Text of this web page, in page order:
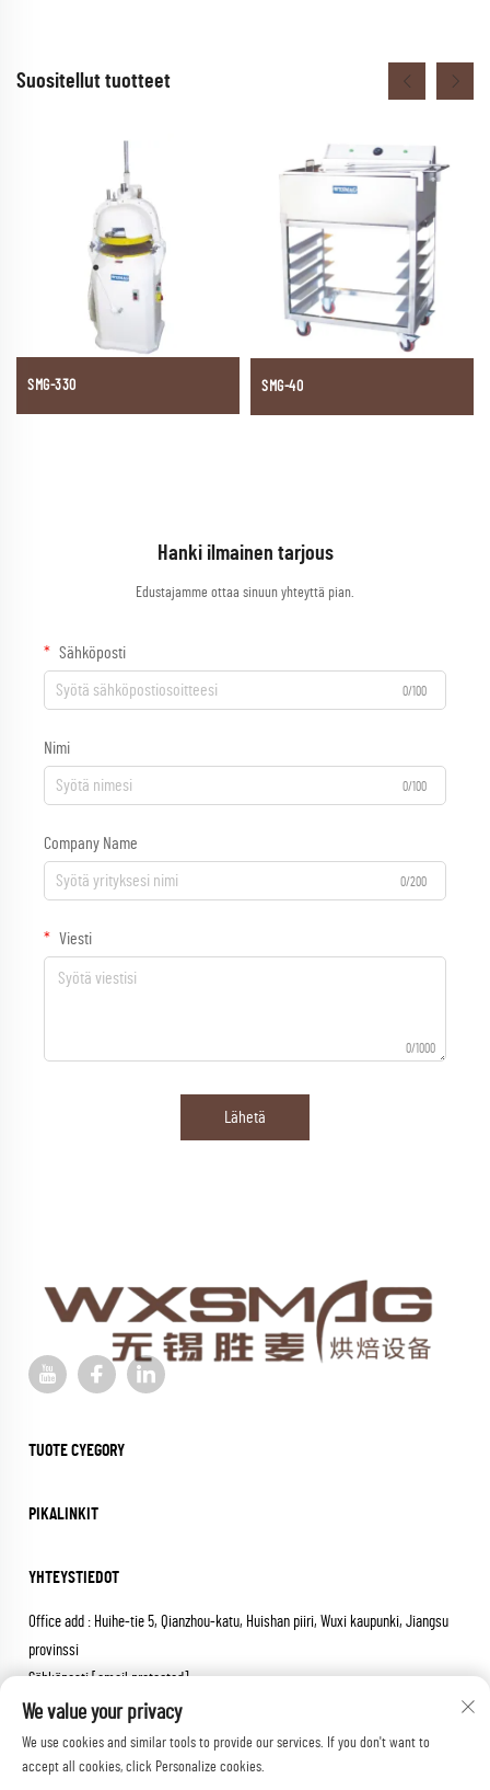
Suositellut tuotteet
SMG-330 SMG-40
Hanki ilmainen tarjous
Edustajamme ottaa sinuun yhteyttä pian.
Sähköposti
0/100
Nimi
0/100
Company Name
0/200
Viesti
0/1000
Lähetä
TUOTE CYEGORY
PIKALINKIT
YHTEYSTIEDOT
Office add : Huihe-tie 5, Qianzhou-katu, Huishan piiri, Wuxi kaupunki, Jiangsu
provinssi
Sähköposti:[email protected]
Soita:+86-18652826331
Tekijänoikeus © 2026 wuxi sheng mai machinery co.,ltd. Kaikki oikeudet
We value your privacy
We use cookies and similar tools to provide our services. If you don't want to
accept all cookies, click Personalize cookies.